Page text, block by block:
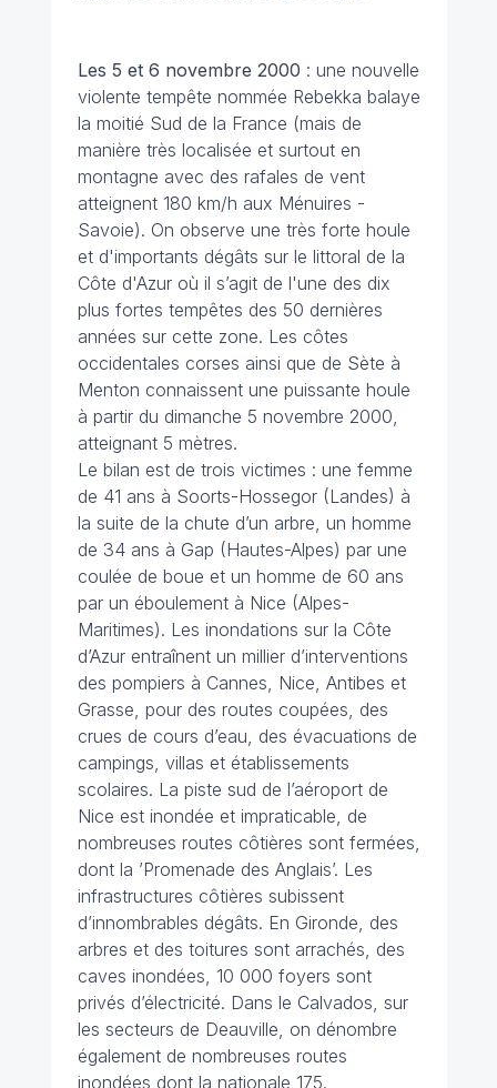
Les 5 et 6 novembre 2000 : une nouvelle
violente tempête nommée Rebekka balaye
la moitié Sud de la France (mais de
manière très localisée et surtout en
montagne avec des rafales de vent
atteignent 180 km/h aux Ménuires -
Savoie). On observe une très forte houle
et d'importants dégâts sur le littoral de la
Côte d'Azur où il s’agit de l'une des dix
plus fortes tempêtes des 50 dernières
années sur cette zone. Les côtes
occidentales corses ainsi que de Sète à
Menton connaissent une puissante houle
à partir du dimanche 5 novembre 2000,
atteignant 5 mètres.
Le bilan est de trois victimes : une femme
de 41 ans à Soorts-Hossegor (Landes) à
la suite de la chute d’un arbre, un homme
de 34 ans à Gap (Hautes-Alpes) par une
coulée de boue et un homme de 60 ans
par un éboulement à Nice (Alpes-
Maritimes). Les inondations sur la Côte
d’Azur entraînent un millier d’interventions
des pompiers à Cannes, Nice, Antibes et
Grasse, pour des routes coupées, des
crues de cours d’eau, des évacuations de
campings, villas et établissements
scolaires. La piste sud de l’aéroport de
Nice est inondée et impraticable, de
nombreuses routes côtières sont fermées,
dont la ’Promenade des Anglais’. Les
infrastructures côtières subissent
d’innombrables dégâts. En Gironde, des
arbres et des toitures sont arrachés, des
caves inondées, 10 000 foyers sont
privés d’électricité. Dans le Calvados, sur
les secteurs de Deauville, on dénombre
également de nombreuses routes
inondées dont la nationale 175.